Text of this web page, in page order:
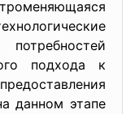
подхода к
данном этапе